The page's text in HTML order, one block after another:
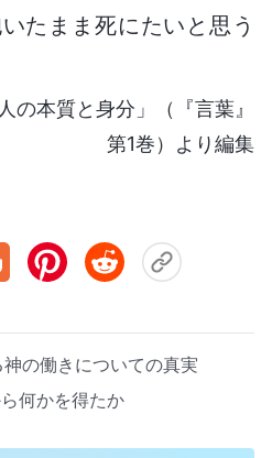
たまま死にたいと思う
の本質と身分」（『言葉』
第1巻）より編集
の働きについての真実
何かを得たか